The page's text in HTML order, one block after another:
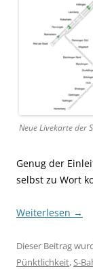
Neue Livekarte der
Genug der
selbst zu Wort
Weiterlesen →
Dieser Beitrag
Pünktlichkeit,S-